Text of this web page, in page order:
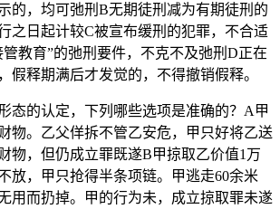
的，均可弛刑B无期徒刑减为有期徒刑的
之日起计较C被宣布缓刑的犯罪，不合适
教育”的弛刑要件，不克不及弛刑D正在
假释期满后才发觉的，不得撤销假释。
的认定，下列哪些选项是准确的？A甲
物。乙父佯拆不管乙安危，甲只好将乙送
物，但仍成立罪既遂B甲掠取乙价值1万
放，甲只抢得半条项链。甲逃走60余米
用而扔掉。甲的行为未，成立掠取罪未遂